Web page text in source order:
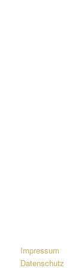
Impressum
Datenschutz